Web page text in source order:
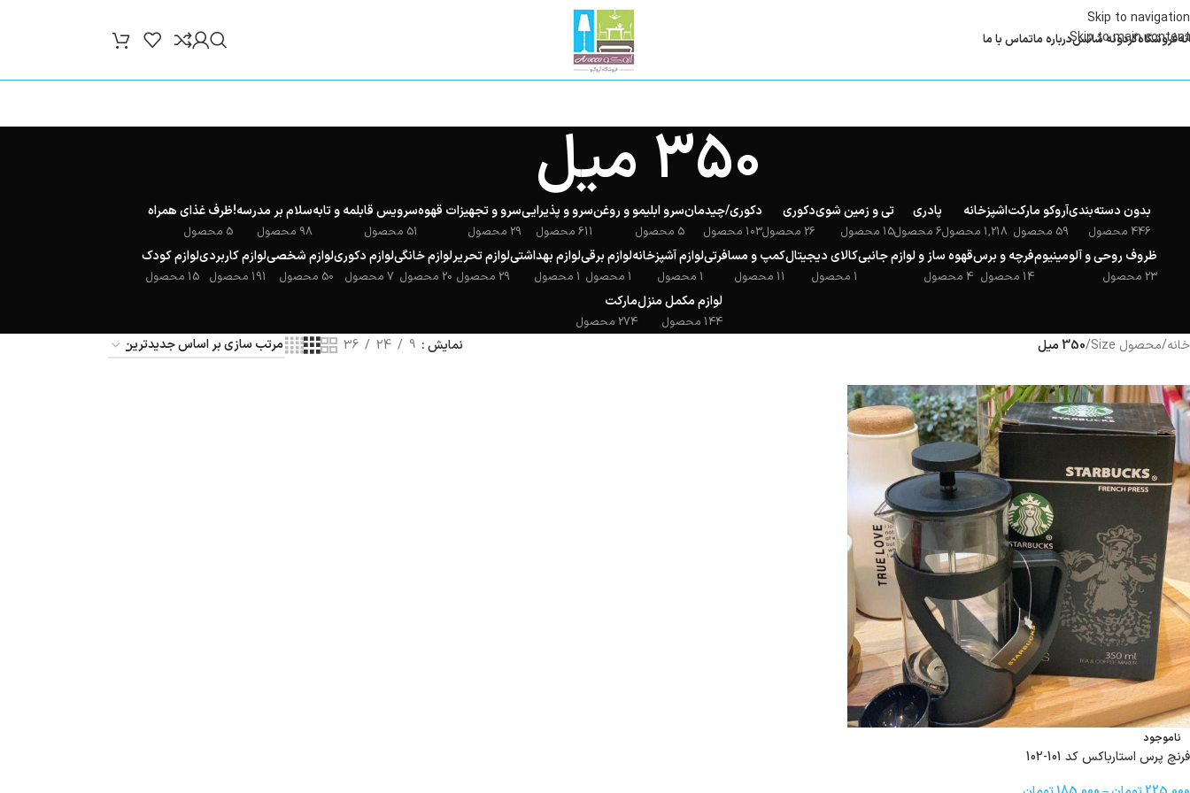
Skip to navigation
Skip to main content
فروشگاهگردونه شانسدرباره ماتماس با ما
350 میل
بدون دسته‌بندی
446 محصول
آروکو مارکت
59 محصول
اشپزخانه
1,218 محصول
پادری
6 محصول
تی و زمین شوی
15 محصول
دکوری
26 محصول
دکوری/چیدمان
103 محصول
سرو ابلیمو و روغن
5 محصول
سرو و پذیرایی
611 محصول
سرو و تجهیزات قهوه
29 محصول
سرویس قابلمه و تابه
51 محصول
سلام بر مدرسه!
98 محصول
ظرف غذای همراه
5 محصول
ظروف روحی و آلومینیوم
23 محصول
فرچه و برس
14 محصول
قهوه ساز و لوازم جانبی
4 محصول
کالای دیجیتال
1 محصول
کمپ و مسافرتی
11 محصول
لوازم آشپزخانه
1 محصول
لوازم برقی
1 محصول
لوازم بهداشتی
1 محصول
لوازم تحریر
29 محصول
لوازم خانگی
20 محصول
لوازم دکوری
7 محصول
لوازم شخصی
50 محصول
لوازم کاربردی
191 محصول
لوازم کودک
15 محصول
لوازم مکمل منزل
144 محصول
مارکت
274 محصول
خانه/محصول Size /350 میل نمایش 9
24
36
ناموجود
فرنچ پرس استارباکس کد 101-102